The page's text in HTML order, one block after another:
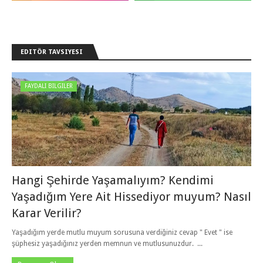
EDITÖR TAVSIYESI
FAYDALI BILGILER
Hangi Şehirde Yaşamalıyım? Kendimi
Yaşadığım Yere Ait Hissediyor muyum? Nasıl
Karar Verilir?
Yaşadığım yerde mutlu muyum sorusuna verdiğiniz cevap " Evet " ise
şüphesiz yaşadığınız yerden memnun ve mutlusunuzdur. ...